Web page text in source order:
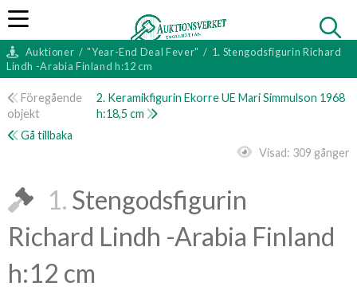
Auktioner / "Year-End Deal Fever" / 1. Stengodsfigurin Richard
Lindh -Arabia Finland h:12 cm
Föregående
objekt
2. Keramikfigurin Ekorre UE Mari Simmulson 1968
h:18,5 cm
Gå tillbaka
Visad: 309 gånger
1. Stengodsfigurin
Richard Lindh -Arabia Finland
h:12 cm